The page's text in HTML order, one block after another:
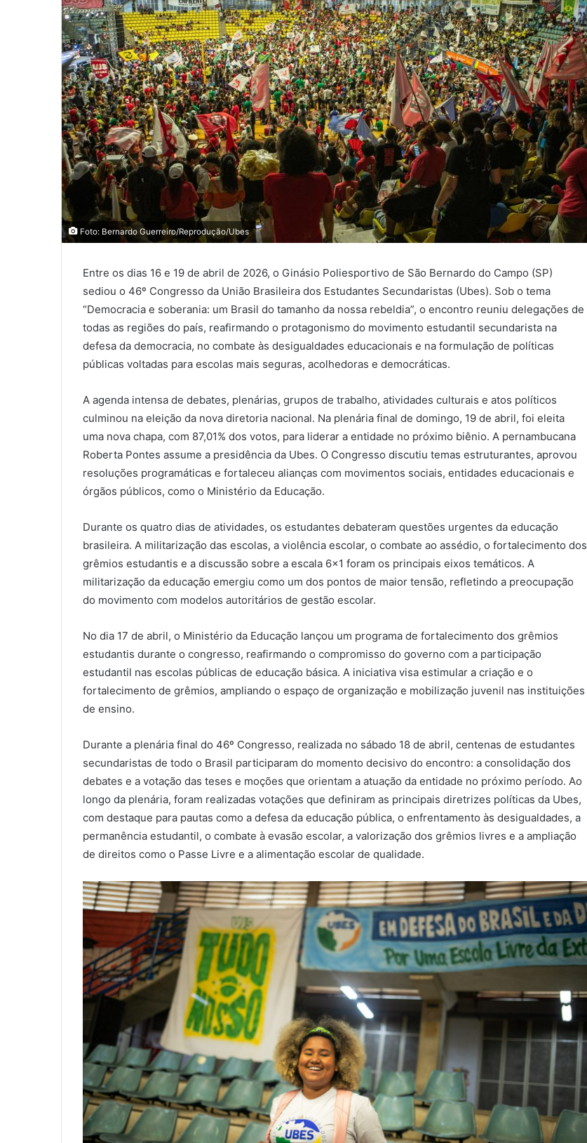
Foto: Bernardo Guerreiro/Reprodução/Ubes
Entre os dias 16 e 19 de abril de 2026, o Ginásio Poliesportivo de São Bernardo do Campo (SP)
sediou o 46º Congresso da União Brasileira dos Estudantes Secundaristas (Ubes). Sob o tema
“Democracia e soberania: um Brasil do tamanho da nossa rebeldia”, o encontro reuniu delegações de
todas as regiões do país, reafirmando o protagonismo do movimento estudantil secundarista na
defesa da democracia, no combate às desigualdades educacionais e na formulação de políticas
públicas voltadas para escolas mais seguras, acolhedoras e democráticas.
A agenda intensa de debates, plenárias, grupos de trabalho, atividades culturais e atos políticos
culminou na eleição da nova diretoria nacional. Na plenária final de domingo, 19 de abril, foi eleita
uma nova chapa, com 87,01% dos votos, para liderar a entidade no próximo biênio. A pernambucana
Roberta Pontes assume a presidência da Ubes. O Congresso discutiu temas estruturantes, aprovou
resoluções programáticas e fortaleceu alianças com movimentos sociais, entidades educacionais e
órgãos públicos, como o Ministério da Educação.
Durante os quatro dias de atividades, os estudantes debateram questões urgentes da educação
brasileira. A militarização das escolas, a violência escolar, o combate ao assédio, o fortalecimento dos
grêmios estudantis e a discussão sobre a escala 6×1 foram os principais eixos temáticos. A
militarização da educação emergiu como um dos pontos de maior tensão, refletindo a preocupação
do movimento com modelos autoritários de gestão escolar.
No dia 17 de abril, o Ministério da Educação lançou um programa de fortalecimento dos grêmios
estudantis durante o congresso, reafirmando o compromisso do governo com a participação
estudantil nas escolas públicas de educação básica. A iniciativa visa estimular a criação e o
fortalecimento de grêmios, ampliando o espaço de organização e mobilização juvenil nas instituições
de ensino.
Durante a plenária final do 46º Congresso, realizada no sábado 18 de abril, centenas de estudantes
secundaristas de todo o Brasil participaram do momento decisivo do encontro: a consolidação dos
debates e a votação das teses e moções que orientam a atuação da entidade no próximo período. Ao
longo da plenária, foram realizadas votações que definiram as principais diretrizes políticas da Ubes,
com destaque para pautas como a defesa da educação pública, o enfrentamento às desigualdades, a
permanência estudantil, o combate à evasão escolar, a valorização dos grêmios livres e a ampliação
de direitos como o Passe Livre e a alimentação escolar de qualidade.